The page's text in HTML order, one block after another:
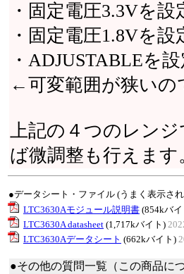
・固定電圧3.3Vを
・固定電圧1.8Vを
・ADJUSTABLEを
←可変範囲が狭いの
上記の４つのレン
ば微調整も行えます
●データシート・ファイル (うまく表示さ
LTC3630Aモジュール説明書 (854kバ
LTC3630A datasheet (1,717kバイト)
LTC3630Aデータシート (662kバイト)
●その他の質問一覧（この商品につ